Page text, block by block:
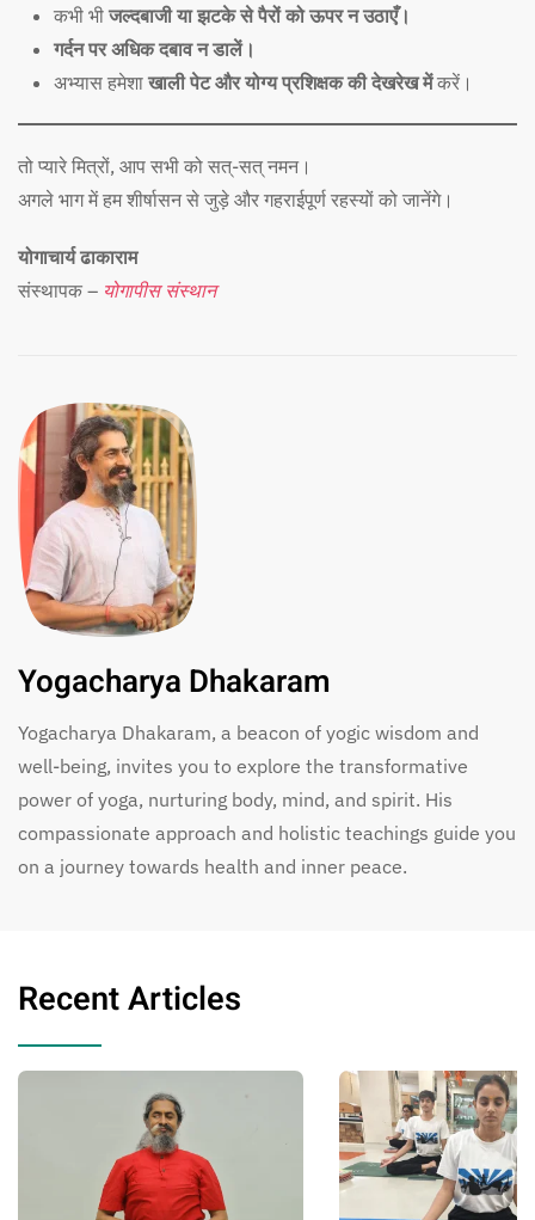
कभी भी जल्दबाजी या झटके से पैरों को ऊपर न उठाएँ।
गर्दन पर अधिक दबाव न डालें।
अभ्यास हमेशा खाली पेट और योग्य प्रशिक्षक की देखरेख मेंकरें।
तो प्यारे मित्रों, आप सभी को सत्-सत् नमन।
अगले भाग में हम शीर्षासन से जुड़े और गहराईपूर्ण रहस्यों को जानेंगे।
योगाचार्य ढाकाराम
संस्थापक – योगापीस संस्थान
Yogacharya Dhakaram
Yogacharya Dhakaram, a beacon of yogic wisdom and
well-being, invites you to explore the transformative
power of yoga, nurturing body, mind, and spirit. His
compassionate approach and holistic teachings guide you
on a journey towards health and inner peace.
Recent Articles